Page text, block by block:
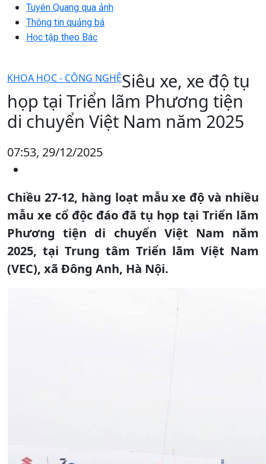
Tuyên Quang qua ảnh
Thông tin quảng bá
Học tập theo Bác
KHOA HỌC - CÔNG NGHỆSiêu xe, xe độ tụ
họp tại Triển lãm Phương tiện
di chuyển Việt Nam năm 2025
07:53, 29/12/2025
Chiều 27-12, hàng loạt mẫu xe độ và nhiều
mẫu xe cổ độc đáo đã tụ họp tại Triển lãm
Phương tiện di chuyển Việt Nam năm
2025, tại Trung tâm Triển lãm Việt Nam
(VEC), xã Đông Anh, Hà Nội.